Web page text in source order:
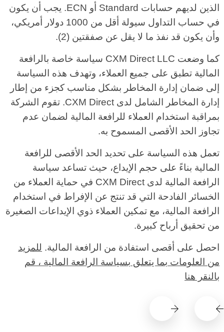
الذين لديهم حسابات Standard أو ECN. يجب أن يكون
في حساب التداول سيولة أقل من 1000 دولار أمريكي،
وأن يكون قد نفذ ما لا يقل عن صفقتين (2).
كما وضعت CXM Direct LLC سياسة خاصة بالرافعة
المالية تطبق على جميع العملاء، وتهدف هذه السياسة
إلى ضمان إدارة المخاطر بشكل مناسب كجزء من إطار
إدارة المخاطر الشامل لدى CXM Direct. تقوم الشركة
بمراقبة استخدام العملاء للرافعة المالية لضمان عدم
تجاوز الحد الأقصى المسموح به.
تعمل هذه السياسة على تحديد الحد الأقصى للرافعة
المالية بناءً على حجم الإيداع، حيث تساعد سياسة
الرافعة المالية لدى CXM Direct في حماية العملاء من
الخسائر الفادحة التي قد تنتج عن الإفراط في استخدام
الرافعة المالية، مع تمكين العملاء ذوي الإيداعات الصغيرة
من تحقيق أرباح كبيرة.
احصل على أقصى استفادة من الرافعة المالية. للمزيد
من العلومات بما يتعلق بسياسة الرافعة المالية ، قم
بالنقر هنا